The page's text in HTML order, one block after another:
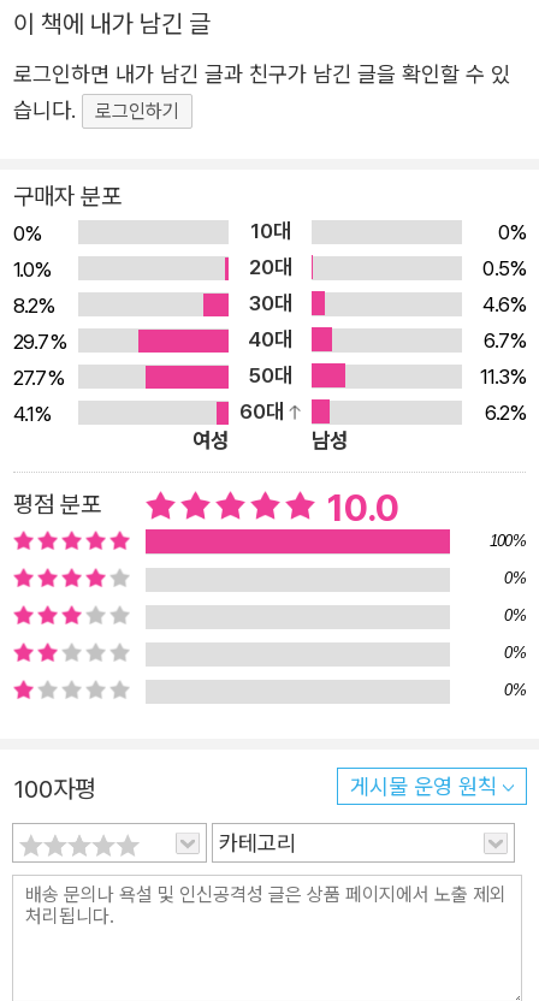
그 과정을 고스란히 담은 이 책의 구성이기도 하다. 책에는
사람들을 인터뷰해 4·3을 기록한 강요배 화백의 그림, 4·3
진상규명을 위해 역사의 현장을 담은 김기삼 작가의 사진,
故 고현주 작가의 설치 사진. 모두 4·3을 ‘알고, 기억하고,
나눈다’를 예술로 승화한 작품들이기에 이 책의 의미를 고양
시켜 준다. 여기에 《4·3이 나에게 건넨 말》의 특별한 의미가
있다. 이 책은 4·3이 일어났던 75년 전에 머물러 있지 않다.
우리가 반드시 알아야 할 역사의 그 한 대목이 어떻게 이어
져 와 지금을 이루었는지 기억하게 한다. 또한 그 앎과 기억
을 토대로 우리가 어떻게 살고 어울려야 하는지 마음과 의견
을 나누게 한다. 4·3은 그냥 4·3이 아니라는 생각에서 출발
람이, 고통과 인내가, 거부와 수용이, 무너짐과 재건이, 상처
와 회복이, 과거와 현재가, 그곳과 이곳이 엉켜 있는 그물망
이 4·3이다. 저자는 4·3이 미래를 담을 튼튼한 그물망이 될
수 있도록 우리가 무엇을 해야 할지 차분하게 안내한다. 진
상규명과 피해자의 명예회복, 정의로운 의인들에 대한 묵념
으로 자연스럽게 이끈다. ‘알고, 기억하고, 나눈다.’ 이 세 가
4․3이 뭐지?’ 16살 청소년이 품은 질문, 그 후 오롯이 그 답
을 찾기 위한 오랜 여정 저자는 4․3을 만나기 전 16살 때의
자신은 장난꾸러기였다고 말한다. 밤마다 내일은 친구들과
무얼 하며 놀까 생각하면서 잠이 들곤 했던 청소년이었으니
까. 그날도 평소처럼 잠이 들었는데 이상한 꿈을 꾸었다. 바
이 책에 내가 남긴 글
로그인하면 내가 남긴 글과 친구가 남긴 글을 확인할 수 있
습니다.
로그인하기
구매자 분포
0% 10대
0%
1.0%
20대
0.5%
8.2%
30대
4.6%
29.7%
40대
6.7%
27.7%
50대
11.3%
4.1%
60대 6.2%
여성 남성
평점 분포 10.0
100%
0%
0%
0%
0%
100자평 게시물 운영 원칙
카테고리